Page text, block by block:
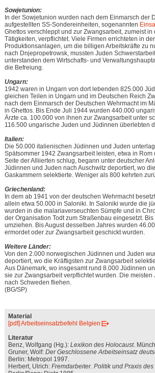
Sowjetunion:
In der Sowjetunion wurden nach dem Einmarsch
aufgestellten SS-Sondereinheiten, sogenannten
Ghettos verschleppt und zur Zwangsarbeit, zumeist
Tätigkeiten, verpflichtet. Viele Firmen errichteten in
Produktionsanlagen, um die billigen Arbeitskräfte zu
nach Dnjepropetrowsk, mussten Juden
unterstanden dem Wirtschafts- und
die Befreiung.
Ungarn:
1942 waren in Ungarn von dort lebenden 825.000
gleichen Teilen in Ungarn und im Deutschen Reich
nach dem Einmarsch der Deutschen Wehrmacht im
in Ghettos. Bis Ende Juli 1944 wurden 440.000
Ärzte ca. 100.000 von ihnen zur Zwangsarbeit unter
116.500 ungarische Juden und Jüdinnen überlebten
Italien:
Die 50.000 italienischen Jüdinnen und Juden
Spätsommer 1942 Zwangsarbeit leisten, etwa in
Seite der Alliierten schlug, begann unter deutscher
Jüdinnen und Juden nach Auschwitz deportiert, wo
Gaskammern selektierte. Weniger als 800 kehrten
Griechenland:
In dem ab 1941 von der deutschen Wehrmacht
allein etwa 50.000 in Saloniki. In Saloniki wurde die
wurden in die malariaverseuchten Sümpfe und in
der Organisation Todt zum Straßenbau eingesetzt.
umziehen. Bis August desselben Jahres wurden
ermordet oder zur Zwangsarbeit geschickt wurden.
Weitere Länder:
Von den 2.000 norwegischen Jüdinnen und Juden
deportiert, wo die Kräftigsten zur Zwangsarbeit
Aus Dänemark, wo insgesamt rund 8.000 Jüdinnen
sie zur Zwangsarbeit verpflichtet wurden. Die
nach Schweden fliehen.
(BG/SP)
Material
[pdf] Arbeitseinsatzbefehl Belgien
Literatur
Benz, Wolfgang (Hg.): Lexikon des Holocaust.
Gruner, Wolf: Der Geschlossene Arbeitseinsatz
Berlin: Metropol 1997.
Herbert, Ulrich: Fremdarbeiter. Politik und Praxis